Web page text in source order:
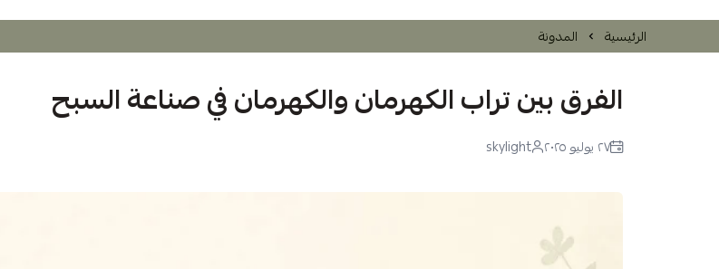
الرئيسية المدونة
الفرق بين تراب الكهرمان والكهرمان في صناعة السبح
٢٧ يوليو ٢٠٢٥ skylight